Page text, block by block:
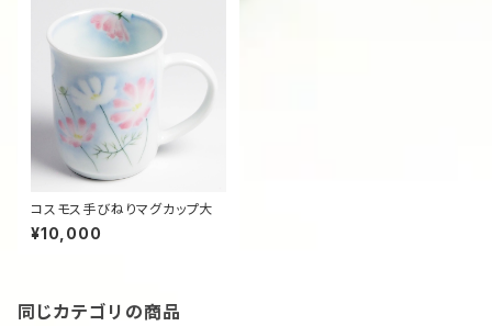
コスモス手びねりマグカップ大
¥10,000
同じカテゴリの商品